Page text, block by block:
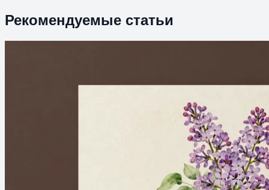
Рекомендуемые статьи